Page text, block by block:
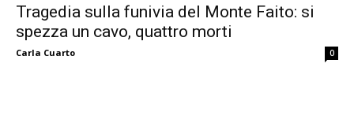
Tragedia sulla funivia del Monte Faito: si
spezza un cavo, quattro morti
Carla Cuarto 0